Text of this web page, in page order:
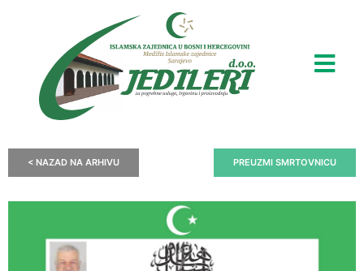
< NAZAD NA ARHIVU PREUZMI SMRTOVNICU